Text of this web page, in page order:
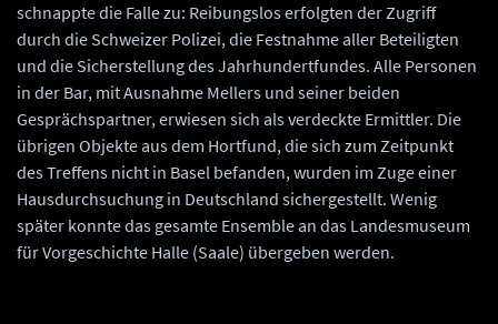
schnappte die Falle zu: Reibungslos erfolgten der Zugriff
durch die Schweizer Polizei, die Festnahme aller Beteiligten
und die Sicherstellung des Jahrhundertfundes. Alle Personen
in der Bar, mit Ausnahme Mellers und seiner beiden
Gesprächspartner, erwiesen sich als verdeckte Ermittler. Die
übrigen Objekte aus dem Hortfund, die sich zum Zeitpunkt
des Treffens nicht in Basel befanden, wurden im Zuge einer
Hausdurchsuchung in Deutschland sichergestellt. Wenig
später konnte das gesamte Ensemble an das Landesmuseum
für Vorgeschichte Halle (Saale) übergeben werden.